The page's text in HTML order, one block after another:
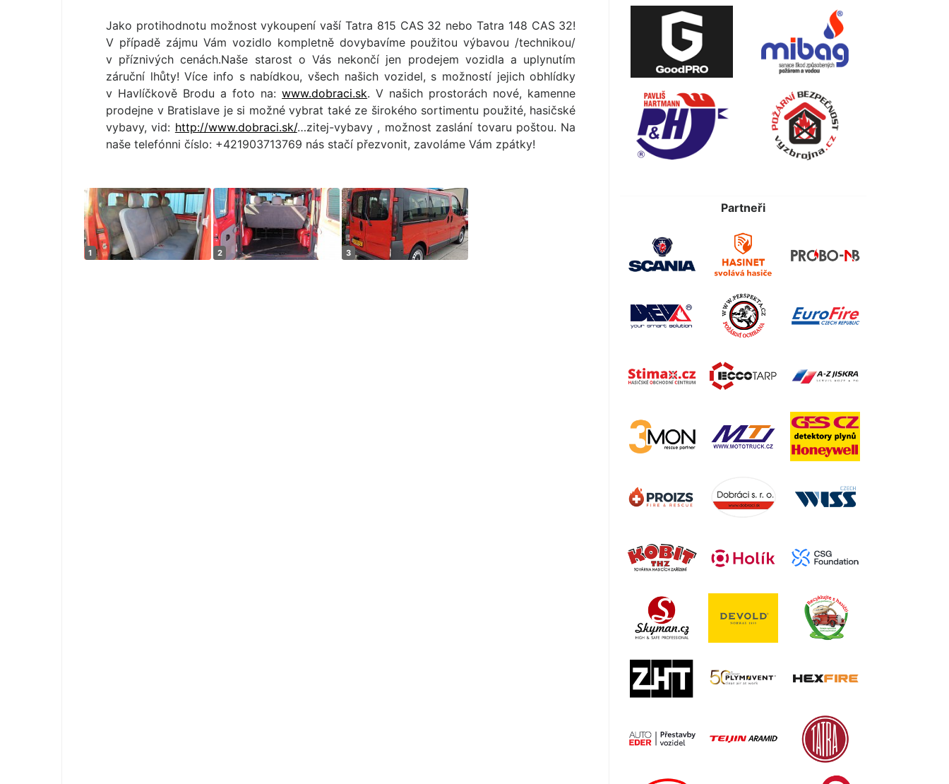
Jako protihodnotu možnost vykoupení vaší Tatra 815 CAS 32 nebo Tatra 148 CAS 32!
V případě zájmu Vám vozidlo kompletně dovybavíme použitou výbavou /technikou/
v příznivých cenách.Naše starost o Vás nekončí jen prodejem vozidla a uplynutím
záruční lhůty! Více info s nabídkou, všech našich vozidel, s možností jejich obhlídky
v Havlíčkově Brodu a foto na:www.dobraci.sk. V našich prostorách nové, kamenne
prodejne v Bratislave je si možné vybrat také ze širokého sortimentu použité, hasičské
vybavy, vid: http://www.dobraci.sk/…zitej-vybavy , možnost zaslání tovaru poštou. Na
naše telefónni číslo: +421903713769 nás stačí přezvonit, zavoláme Vám zpátky!
Partneři